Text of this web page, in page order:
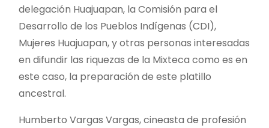
delegación Huajuapan, la Comisión para el
Desarrollo de los Pueblos Indígenas (CDI),
Mujeres Huajuapan, y otras personas interesadas
en difundir las riquezas de la Mixteca como es en
este caso, la preparación de este platillo
ancestral.
Humberto Vargas Vargas, cineasta de profesión